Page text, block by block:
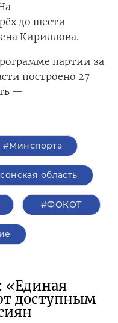
до шести
Кириллова.
партии за
построено 27
—
#Минспорта
область
#ФОКОТ
«Единая
доступным